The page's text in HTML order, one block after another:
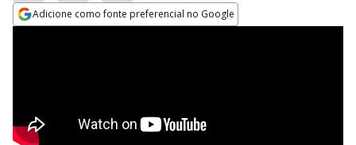
Adicione como fonte preferencial no Google